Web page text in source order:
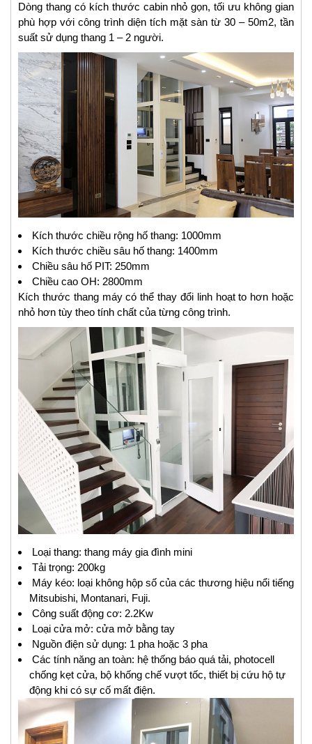
Dòng thang có kích thước cabin nhỏ gọn, tối ưu không gian
phù hợp với công trình diện tích mặt sàn từ 30 – 50m2, tần
suất sử dụng thang 1 – 2 người.
Kích thước chiều rộng hố thang: 1000mm
Kích thước chiều sâu hố thang: 1400mm
Chiều sâu hố PIT: 250mm
Chiều cao OH: 2800mm
Kích thước thang máy có thể thay đổi linh hoạt to hơn hoặc
nhỏ hơn tùy theo tính chất của từng công trình.
Loại thang: thang máy gia đình mini
Tải trọng: 200kg
Máy kéo: loại không hộp số của các thương hiệu nổi tiếng
Mitsubishi, Montanari, Fuji.
Công suất động cơ: 2.2Kw
Loại cửa mở: cửa mở bằng tay
Nguồn điện sử dụng: 1 pha hoặc 3 pha
Các tính năng an toàn: hệ thống báo quá tải, photocell
chống kẹt cửa, bộ khống chế vượt tốc, thiết bị cứu hộ tự
động khi có sự cố mất điện.